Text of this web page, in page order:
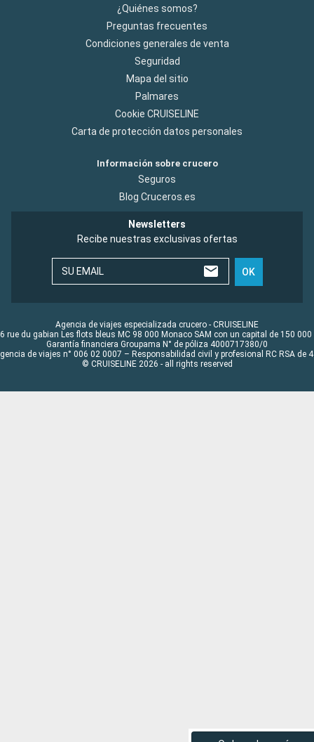
¿Quiénes somos?
Preguntas frecuentes
Condiciones generales de venta
Seguridad
Mapa del sitio
Palmares
Cookie CRUISELINE
Carta de protección datos personales
Información sobre crucero
Seguros
Blog Cruceros.es
Newsletters
Recibe nuestras exclusivas ofertas
SU EMAIL OK
Agencia de viajes especializada crucero - CRUISELINE
rue du gabian Les flots bleus MC 98 000 Monaco SAM con un capital de 150 000
Garantía financiera Groupama N° de póliza 4000717380/0
de viajes n° 006 02 0007 – Responsabilidad civil y profesional RC RSA de
© CRUISELINE 2026 - all rights reserved